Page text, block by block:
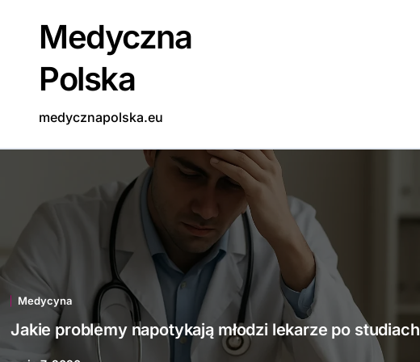
Medyczna
Polska
medycznapolska.eu
Medycyna
Jakie problemy napotykają młodzi lekarze po studiach